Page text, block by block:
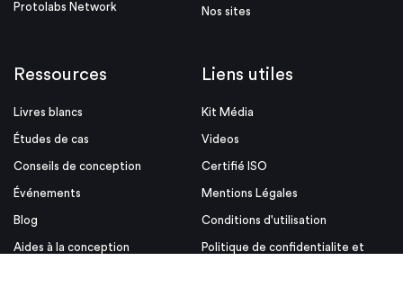
Protolabs Network Nos sites
Ressources
Livres blancs
Études de cas
Conseils de conception
Événements
Blog
Aides à la conception
Liens utiles
Kit Média
Videos
Certifié ISO
Mentions Légales
Conditions d'utilisation
Politique de confidentialite et